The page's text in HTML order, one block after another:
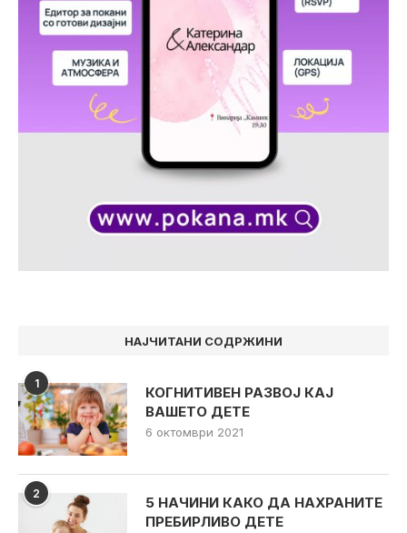
НАЈЧИТАНИ СОДРЖИНИ
1
КОГНИТИВЕН РАЗВОЈ КАЈ
ВАШЕТО ДЕТЕ
6 октомври 2021
2
5 НАЧИНИ КАКО ДА НАХРАНИТЕ
ПРЕБИРЛИВО ДЕТЕ